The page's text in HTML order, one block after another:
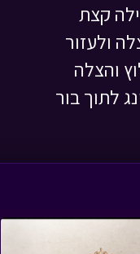
קצת
ולעזור
והצלה
לתוך בור